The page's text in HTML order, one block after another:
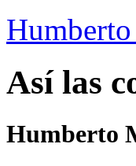
Así las
Humberto